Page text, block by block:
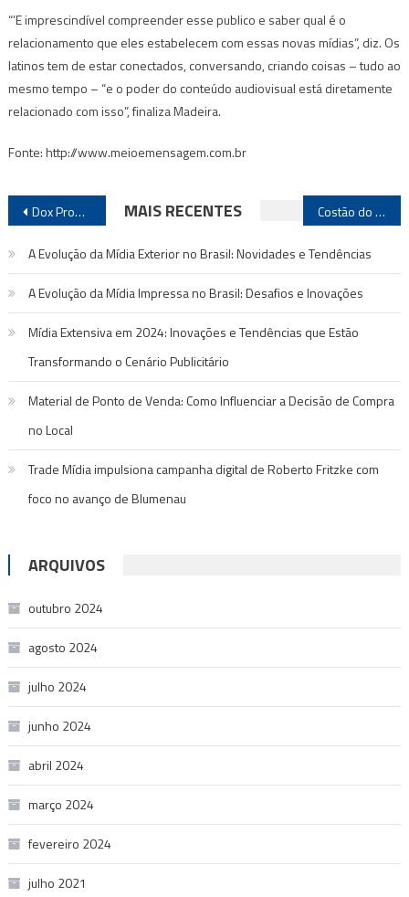
“’E imprescindível compreender esse publico e saber qual é o
relacionamento que eles estabelecem com essas novas mídias”, diz. Os
latinos tem de estar conectados, conversando, criando coisas – tudo ao
mesmo tempo – “e o poder do conteúdo audiovisual está diretamente
relacionado com isso”, finaliza Madeira.
Fonte: http://www.meioemensagem.com.br
Navegação
de
Post
Dox Propaganda e Mediacom anunciam que agora são uma só Costão do Santinho é o melhor outdoor da 2 ª bissemana de julho
MAIS RECENTES
A Evolução da Mídia Exterior no Brasil: Novidades e Tendências
A Evolução da Mídia Impressa no Brasil: Desafios e Inovações
Mídia Extensiva em 2024: Inovações e Tendências que Estão
Transformando o Cenário Publicitário
Material de Ponto de Venda: Como Influenciar a Decisão de Compra
no Local
Trade Mídia impulsiona campanha digital de Roberto Fritzke com
foco no avanço de Blumenau
ARQUIVOS
outubro 2024
agosto 2024
julho 2024
junho 2024
abril 2024
março 2024
fevereiro 2024
julho 2021